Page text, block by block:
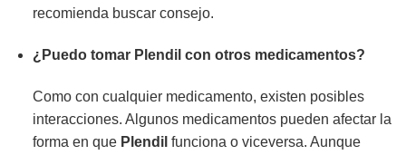
recomienda buscar consejo.
¿Puedo tomar Plendil con otros medicamentos?
Como con cualquier medicamento, existen posibles
interacciones. Algunos medicamentos pueden afectar la
forma en que Plendil funciona o viceversa. Aunque